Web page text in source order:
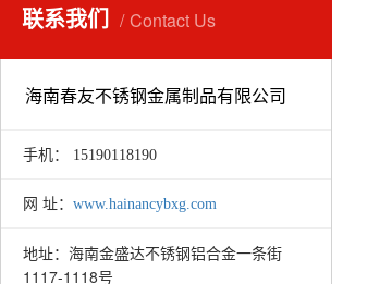
联系我们 Contact Us
海南春友不锈钢金属制品有限公司
手机： 15190118190
网 址： www.hainancybxg.com
地址： 海南金盛达不锈钢铝合金一条街
1117-1118号